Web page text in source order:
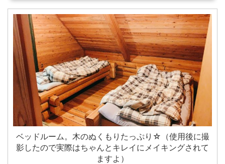
ベッドルーム。木のぬくもりたっぷり☆（使用後に撮
影したので実際はちゃんとキレイにメイキングされて
ますよ）